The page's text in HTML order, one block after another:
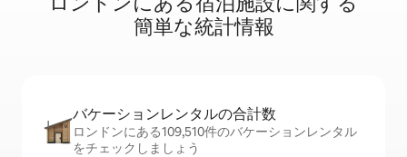
簡⁠単⁠な統⁠計⁠情⁠報
バケーションレ⁠ン⁠タ⁠ル⁠の合⁠計⁠数
ロンドンにある109,510件のバケーションレンタル
をチェックしましょう